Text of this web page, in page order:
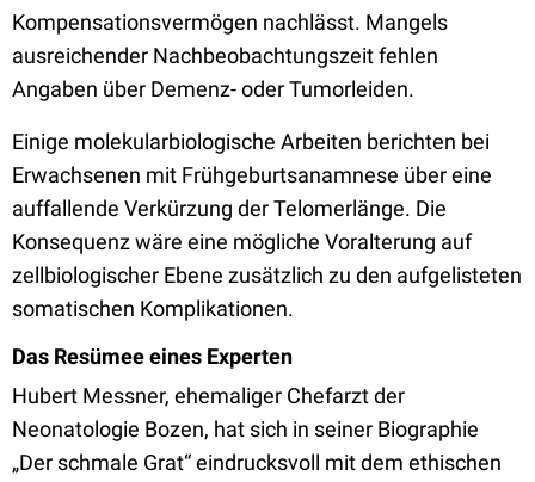
Kompensationsvermögen nachlässt. Mangels
ausreichender Nachbeobachtungszeit fehlen
Angaben über Demenz- oder Tumorleiden.
Einige molekularbiologische Arbeiten berichten bei
Erwachsenen mit Frühgeburtsanamnese über eine
auffallende Verkürzung der Telomerlänge. Die
Konsequenz wäre eine mögliche Voralterung auf
zellbiologischer Ebene zusätzlich zu den aufgelisteten
somatischen Komplikationen.
Das Resümee eines Experten
Hubert Messner, ehemaliger Chefarzt der
Neonatologie Bozen, hat sich in seiner Biographie
„Der schmale Grat“ eindrucksvoll mit dem ethischen